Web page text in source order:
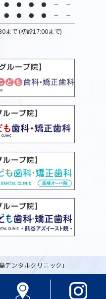
● ● ● ● － －
● ● ● ● － －
まで (初診17:00まで)
ンタルクリニック」